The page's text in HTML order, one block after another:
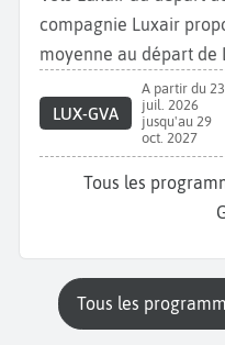
compagnie Luxair
moyenne au départ de
LUX-GVA
A partir du 23
juil. 2026
jusqu'au 29
oct. 2027
Tous les programmes des vols Luxair vers
Tous les